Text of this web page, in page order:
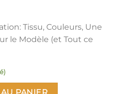
Tissu, Couleurs, Une
le Modèle (et Tout ce
PANIER